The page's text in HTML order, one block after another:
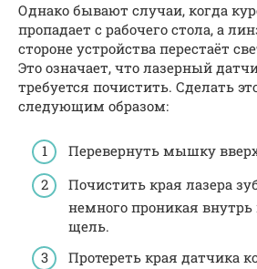
Однако бывают случаи, когда
пропадает с рабочего стола, а
стороне устройства перестаёт
Это означает, что лазерный
требуется почистить. Сделать
следующим образом:
Перевернуть мышку
Почистить края лазера
немного проникая внутрь
щель.
Протереть края датчика